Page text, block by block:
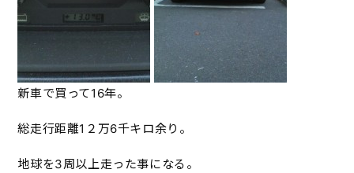
新車で買って16年。
総走行距離1２万6千キロ余り。
地球を3周以上走った事になる。